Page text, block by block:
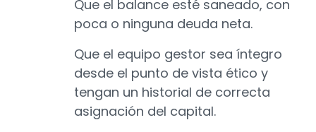
Que el balance esté saneado, con
poca o ninguna deuda neta.
Que el equipo gestor sea íntegro
desde el punto de vista ético y
tengan un historial de correcta
asignación del capital.